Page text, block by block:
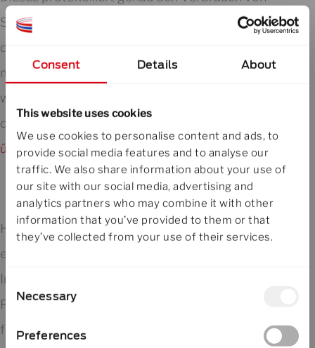
Consent Details About
This website uses cookies
We use cookies to personalise content and ads, to
provide social media features and to analyse our
traffic. We also share information about your use of
our site with our social media, advertising and
analytics partners who may combine it with other
information that you’ve provided to them or that
they’ve collected from your use of their services.
Consent
Selection
Necessary
Preferences
Strom, Wasser, Druckluft und allen Rohstoffen,
die bei der Produktion eingesetzt werden. Mit
modernen Messgeräten und Berechnungen
wird der CO2-Fußabdruck in Echtzeit und auf
den Kilometer genau ermittelt.
über dieses Modul in diesem Artikel
Hinzu kommt das Thema Digitaler Zwilling, dem
ein ganzes Team seine Aufmerksamkeit widmet.
In naher Zukunft sollen alle Prozesse in Design,
Planung, Produktion und Vertrieb optimiert und
fit für die Zukunft gemacht werden.